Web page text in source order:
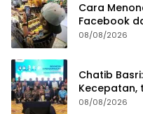
Cara
Facebook
08/08/2026
Chatib
Kecepatan,
08/08/2026